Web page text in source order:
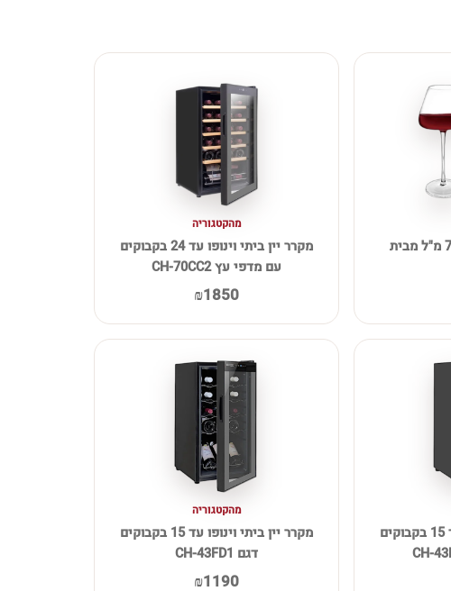
זוג כוסות קריסטל 720 מ"ל מבית
מהקטגוריה
מקרר יין ביתי וינופו עד 24 בקבוקים
עם מדפי עץ CH-70CC2
₪1850
מקרר יין ביתי וינופו עד 15 בקבוקים
מהקטגוריה
מקרר יין ביתי וינופו עד 15 בקבוקים
דגם CH-43FD1
₪1190